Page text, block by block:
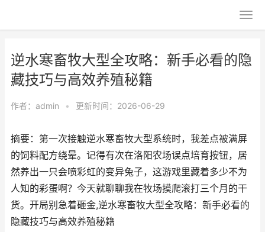
逆水寒畜牧大型全攻略：新手必看的隐
藏技巧与高效养殖秘籍
作者： admin • 更新时间：2026-06-29
摘要：第一次接触逆水寒畜牧大型系统时，我差点被满屏
的饲料配方绕晕。记得有次在洛阳农场误点培育按钮，居
然养出一只会喷彩虹的变异兔子，这游戏里藏着多少不为
人知的彩蛋啊？今天就聊聊我在牧场摸爬滚打三个月的干
货。开局别急着砸金,逆水寒畜牧大型全攻略：新手必看的
隐藏技巧与高效养殖秘籍